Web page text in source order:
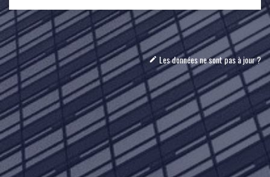
mode_edit Les données ne sont pas à jour ?